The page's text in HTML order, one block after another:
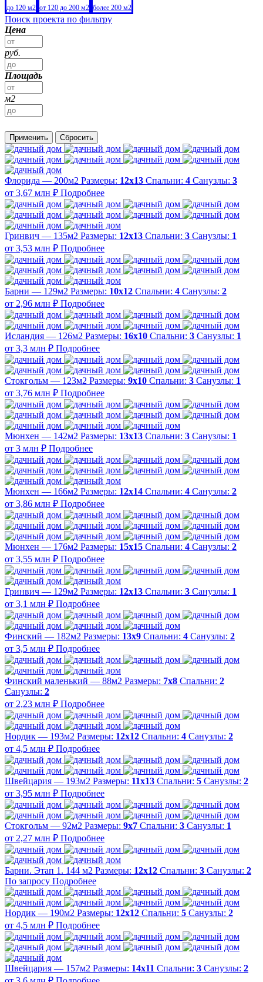
до 120 м2 от 120 до 200 м2 более 200 м2
Поиск проекта по фильтру
Цена
руб.
Площадь
м2
Применить Сбросить
Флорида — 200м2 Размеры: 12х13 Спальни: 4 Санузлы: 3
от 3,67 млн ₽ Подробнее
Гринвич — 135м2 Размеры: 12х13 Спальни: 3 Санузлы: 1
от 3,53 млн ₽ Подробнее
Барни — 129м2 Размеры: 10х12 Спальни: 4 Санузлы: 2
от 2,96 млн ₽ Подробнее
Исландия — 126м2 Размеры: 16х10 Спальни: 3 Санузлы: 1
от 3,3 млн ₽ Подробнее
Стокгольм — 123м2 Размеры: 9х10 Спальни: 3 Санузлы: 1
от 3,76 млн ₽ Подробнее
Мюнхен — 142м2 Размеры: 13х13 Спальни: 3 Санузлы: 1
от 3 млн ₽ Подробнее
Мюнхен — 166м2 Размеры: 12х14 Спальни: 4 Санузлы: 2
от 3,86 млн ₽ Подробнее
Мюнхен — 176м2 Размеры: 15х15 Спальни: 4 Санузлы: 2
от 3,55 млн ₽ Подробнее
Гринвич — 129м2 Размеры: 12х13 Спальни: 3 Санузлы: 1
от 3,1 млн ₽ Подробнее
Финский — 182м2 Размеры: 13х9 Спальни: 4 Санузлы: 2
от 3,5 млн ₽ Подробнее
Финский маленький — 88м2 Размеры: 7х8 Спальни: 2
Санузлы: 2
от 2,23 млн ₽ Подробнее
Нордик — 193м2 Размеры: 12х12 Спальни: 4 Санузлы: 2
от 4,5 млн ₽ Подробнее
Швейцария — 193м2 Размеры: 11х13 Спальни: 5 Санузлы: 2
от 3,95 млн ₽ Подробнее
Стокгольм — 92м2 Размеры: 9х7 Спальни: 3 Санузлы: 1
от 2,27 млн ₽ Подробнее
Барни. Этап 1. 144 м2 Размеры: 12х12 Спальни: 3 Санузлы: 2
По запросу Подробнее
Нордик — 190м2 Размеры: 12х12 Спальни: 5 Санузлы: 2
от 4,5 млн ₽ Подробнее
Швейцария — 157м2 Размеры: 14х11 Спальни: 3 Санузлы: 2